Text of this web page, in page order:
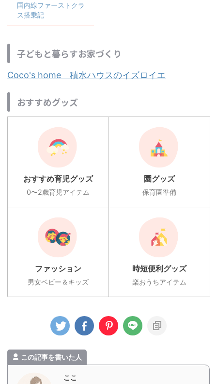
国内線ファーストクラ
ス搭乗記
子どもと暮らすお家づくり
Coco's home 積水ハウスのイズロイエ
おすすめグッズ
おすすめ育児グッズ
0〜2歳育児アイテム
園グッズ
保育園準備
ファッション
男女ベビー＆キッズ
時短便利グッズ
楽おうちアイテム
この記事を書いた人
ここ